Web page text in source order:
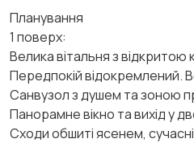
Планування
1 поверх:
Велика вітальня з
Передпокій відокремлений.
Санвузол з душем та зоною
Панорамне вікно та вихід у
Сходи обшиті ясенем,